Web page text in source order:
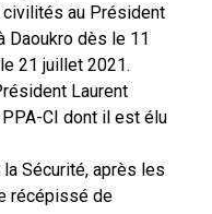
au Président
Daoukro dès le 11
21 juillet 2021.
Laurent
PPA-CI dont il est élu
Sécurité, après les
récépissé de